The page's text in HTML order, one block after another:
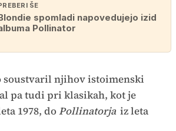
ŠE
spomladi napovedujejo izid
Pollinator
soustvaril njihov istoimenski
pa tudi pri klasikah, kot je
1978, doPollinatorja iz leta